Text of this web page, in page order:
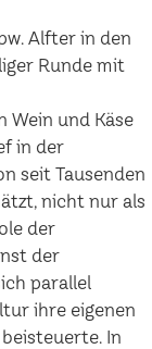
Alfter in den
Runde mit
Wein und Käse
in der
seit Tausenden
nicht nur als
der
der
parallel
ihre eigenen
In